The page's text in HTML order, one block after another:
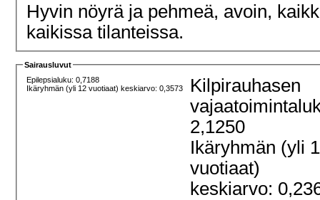
Hyvin nöyrä ja pehmeä, avoin,
kaikissa tilanteissa.
Sairausluvut
Epilepsialuku: 0,7188
Ikäryhmän (yli 12 vuotiaat) keskiarvo: 0,3573
Kilpirauhasen
2,1250
Ikäryhmän (yli
vuotiaat)
keskiarvo: